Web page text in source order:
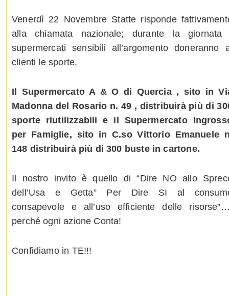
Venerdì 22 Novembre Statte risponde
alla chiamata nazionale; durante la giornata
supermercati sensibili all’argomento doneranno
clienti le sporte.
Il Supermercato A & O di Quercia , sito in
Madonna del Rosario n. 49 , distribuirà più di
sporte riutilizzabili e il Supermercato
per Famiglie, sito in C.so Vittorio Emanuele
148 distribuirà più di 300 buste in cartone.
Il nostro invito è quello di “Dire NO allo
dell’Usa e Getta” Per Dire SI al
consapevole e all’uso efficiente delle
perché ogni azione Conta!
Confidiamo in TE!!!